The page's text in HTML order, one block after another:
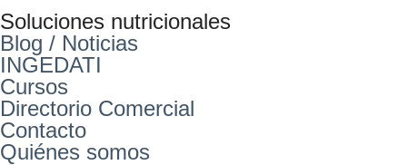
Soluciones nutricionales
Blog / Noticias
INGEDATI
Cursos
Directorio Comercial
Contacto
Quiénes somos